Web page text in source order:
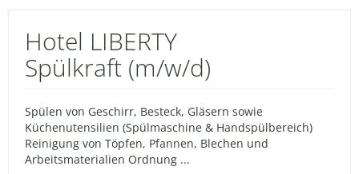
Hotel LIBERTY
Spülkraft (m/w/d)
Spülen von Geschirr, Besteck, Gläsern sowie
Küchenutensilien (Spülmaschine & Handspülbereich)
Reinigung von Töpfen, Pfannen, Blechen und
Arbeitsmaterialien Ordnung ...